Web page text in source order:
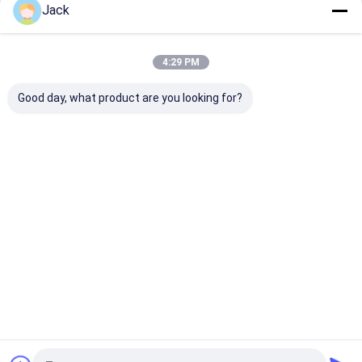
Zasilanie baterią litową
Jakość
Jack
4:29 PM
Good day, what product are you looking for?